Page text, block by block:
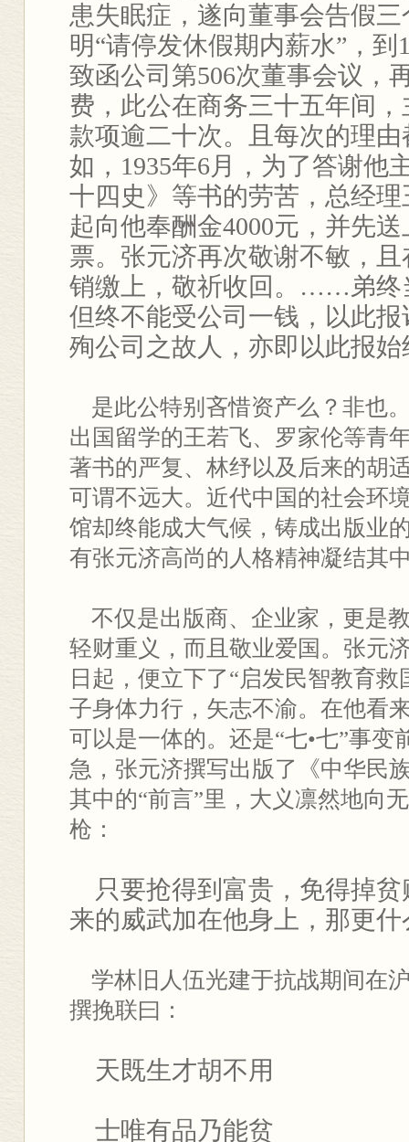
患失眠症，遂向董事会告假
明“请停发休假期内薪水”，到
致函公司第506次董事会议，
费，此公在商务三十五年间
款项逾二十次。且每次的理
如，1935年6月，为了答谢他
十四史》等书的劳苦，总经
起向他奉酬金4000元，并先
票。张元济再次敬谢不敏，
销缴上，敬祈收回。……弟终
但终不能受公司一钱，以此
殉公司之故人，亦即以此报
是此公特别吝惜资产么？非也
出国留学的王若飞、罗家伦等青
著书的严复、林纾以及后来的胡
可谓不远大。近代中国的社会环
馆却终能成大气候，铸成出版业
有张元济高尚的人格精神凝结其
不仅是出版商、企业家，更是
轻财重义，而且敬业爱国。张元
日起，便立下了“启发民智教育
子身体力行，矢志不渝。在他看
可以是一体的。还是“七•七”事变
急，张元济撰写出版了《中华民
其中的“前言”里，大义凛然地向
枪：
只要抢得到富贵，免得掉贫
来的威武加在他身上，那更
学林旧人伍光建于抗战期间在
撰挽联曰：
天既生才胡不用
士唯有品乃能贫